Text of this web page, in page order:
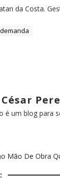
da Costa.
é um blog para
Mão De Obra